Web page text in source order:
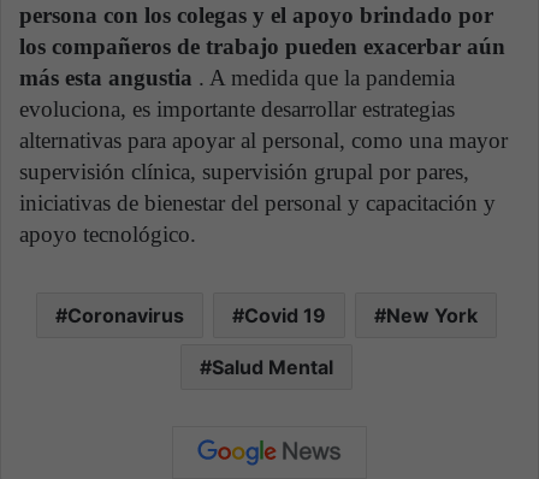
persona con los colegas y el apoyo brindado por
los compañeros de trabajo pueden exacerbar aún
más esta angustia . A medida que la pandemia
evoluciona, es importante desarrollar estrategias
alternativas para apoyar al personal, como una mayor
supervisión clínica, supervisión grupal por pares,
iniciativas de bienestar del personal y capacitación y
apoyo tecnológico.
Coronavirus Covid 19 New York
Salud Mental